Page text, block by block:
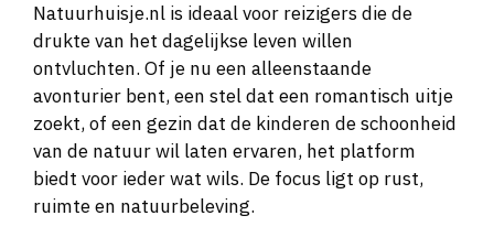
Natuurhuisje.nl is ideaal voor reizigers die de
drukte van het dagelijkse leven willen
ontvluchten. Of je nu een alleenstaande
avonturier bent, een stel dat een romantisch uitje
zoekt, of een gezin dat de kinderen de schoonheid
van de natuur wil laten ervaren, het platform
biedt voor ieder wat wils. De focus ligt op rust,
ruimte en natuurbeleving.